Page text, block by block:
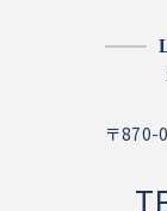
〒870-